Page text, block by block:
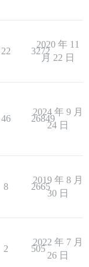
22 3272
2020 年 11
月 22 日
46 26849
2024 年 9 月
24 日
8 2665
2019 年 8 月
30 日
2 505
2022 年 7 月
26 日